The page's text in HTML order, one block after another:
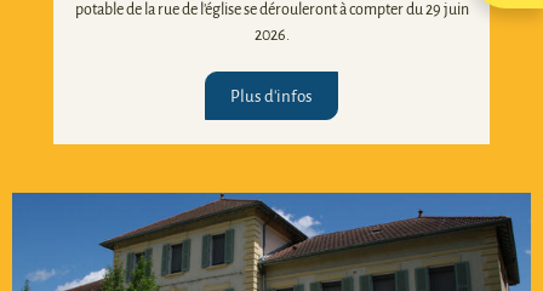
potable de la rue de l'église se dérouleront à compter du 29 juin
2026.
Plus d'infos